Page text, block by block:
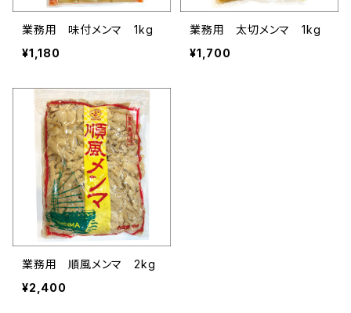
業務用 味付メンマ 1kg
¥1,180
業務用 太切メンマ 1kg
¥1,700
業務用 順風メンマ 2kg
¥2,400